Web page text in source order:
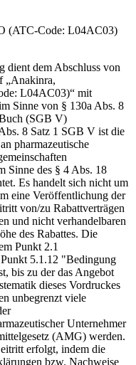
(ATC-Code: L04AC03)
dient dem Abschluss von
„Anakinra,
L04AC03)“ mit
Sinne von § 130a Abs. 8
(SGB V)
8 Satz 1 SGB V ist die
pharmazeutische
Sinne des § 4 Abs. 18
Es handelt sich nicht um
eine Veröffentlichung der
von/zu Rabattverträgen
und nicht verhandelbaren
des Rabattes. Die
Punkt 2.1
5.1.12 "Bedingung
bis zu der das Angebot
dieses Vordruckes
unbegrenzt viele
Unternehmer
(AMG) werden.
erfolgt, indem die
bzw. Nachweise